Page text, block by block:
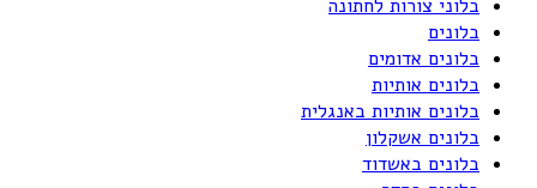
בלוני צורות לחתונה
בלונים
בלונים אדומים
בלונים אותיות
בלונים אותיות באנגלית
בלונים אשקלון
בלונים באשדוד